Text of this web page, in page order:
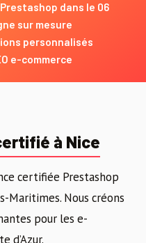
dans le 06
sur mesure
personnalisés
e-commerce
à Nice
certifiée Prestashop
Maritimes. Nous créons
pour les e-
d’Azur.